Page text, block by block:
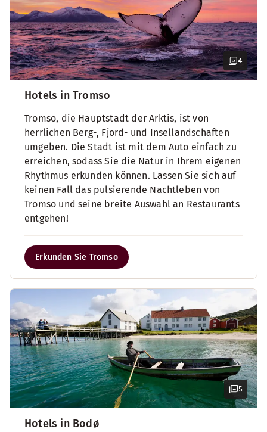
4
Hotels in Tromso
Tromso, die Hauptstadt der Arktis, ist von
herrlichen Berg-, Fjord- und Insellandschaften
umgeben. Die Stadt ist mit dem Auto einfach zu
erreichen, sodass Sie die Natur in Ihrem eigenen
Rhythmus erkunden können. Lassen Sie sich auf
keinen Fall das pulsierende Nachtleben von
Tromso und seine breite Auswahl an Restaurants
entgehen!
Erkunden Sie Tromso
5
Hotels in Bodø